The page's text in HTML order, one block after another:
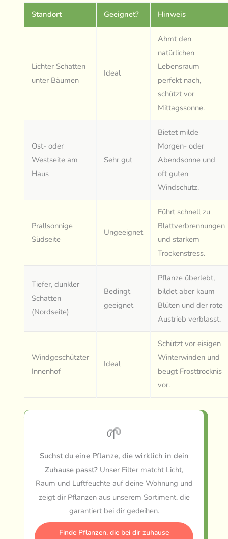
Standort Geeignet? Hinweis
Lichter Schatten
unter Bäumen
Ideal
Ahmt den
natürlichen
Lebensraum
perfekt nach,
schützt vor
Mittagssonne.
Ost- oder
Westseite am
Haus
Sehr gut
Bietet milde
Morgen- oder
Abendsonne und
oft guten
Windschutz.
Prallsonnige
Südseite
Ungeeignet
Führt schnell zu
Blattverbrennungen
und starkem
Trockenstress.
Tiefer, dunkler
Schatten
(Nordseite)
Bedingt
geeignet
Pflanze überlebt,
bildet aber kaum
Blüten und der rote
Austrieb verblasst.
Windgeschützter
Innenhof
Ideal
Schützt vor eisigen
Winterwinden und
beugt Frosttrocknis
vor.
🌱
Suchst du eine Pflanze, die wirklich in dein
Zuhause passt? Unser Filter matcht Licht,
Raum und Luftfeuchte auf deine Wohnung und
zeigt dir Pflanzen aus unserem Sortiment, die
garantiert bei dir gedeihen.
Finde Pflanzen, die bei dir zuhause